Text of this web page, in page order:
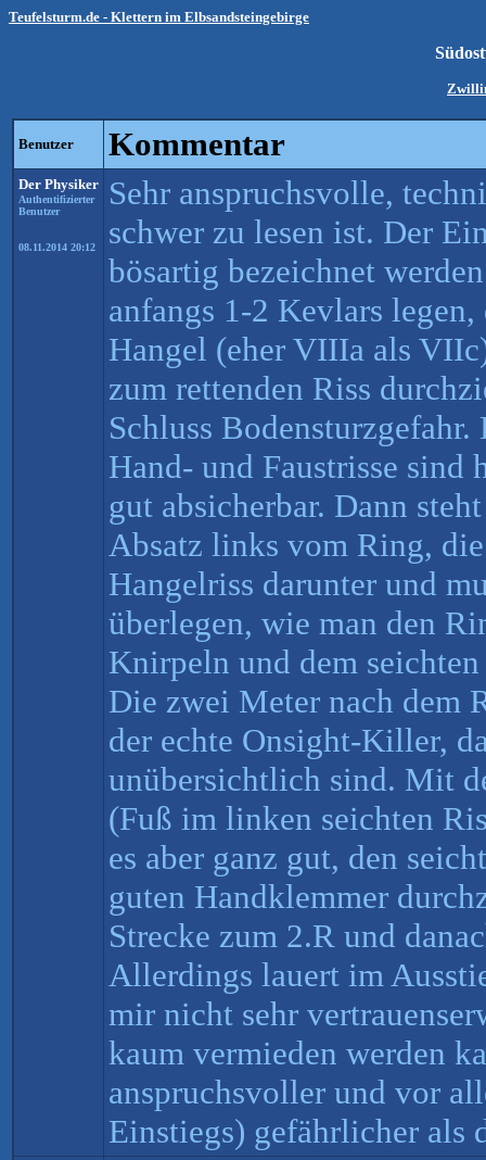
Teufelsturm.de - Klettern im Elbsandsteingebirge
Benutzer Kommentar
Der Physiker
Authentifizierter
Benutzer
08.11.2014 20:12
Sehr anspruchsvolle,
schwer zu lesen ist. Der
bösartig bezeichnet
anfangs 1-2 Kevlars
Hangel (eher VIIIa als
zum rettenden Riss
Schluss
Hand- und Faustrisse sind
gut absicherbar. Dann
Absatz links vom Ring,
Hangelriss darunter und
überlegen, wie man den
Knirpeln und dem
Die zwei Meter nach dem
der echte Onsight-Killer,
unübersichtlich sind. Mit
(Fuß im linken seichten
es aber ganz gut, den
guten Handklemmer
Strecke zum 2.R und
Allerdings lauert im
mir nicht sehr
kaum vermieden werden
anspruchsvoller und vor
Einstiegs) gefährlicher als